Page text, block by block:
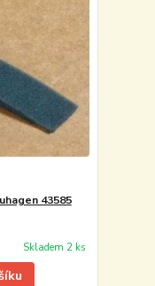
43585
Skladem 2 ks